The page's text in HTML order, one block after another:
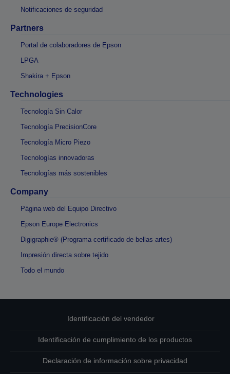
Notificaciones de seguridad
Partners
Portal de colaboradores de Epson
LPGA
Shakira + Epson
Technologies
Tecnología Sin Calor
Tecnología PrecisionCore
Tecnología Micro Piezo
Tecnologías innovadoras
Tecnologías más sostenibles
Company
Página web del Equipo Directivo
Epson Europe Electronics
Digigraphie® (Programa certificado de bellas artes)
Impresión directa sobre tejido
Todo el mundo
Identificación del vendedor
Identificación de cumplimiento de los productos
Declaración de información sobre privacidad